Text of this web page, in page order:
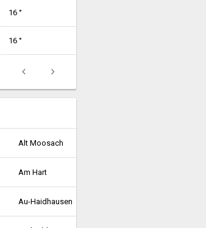
16 °
16 °
Alt Moosach
Am Hart
Au-Haidhausen